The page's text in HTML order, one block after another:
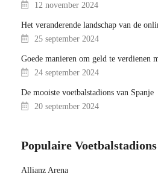
12 november 2024
Het veranderende landschap van de
25 september 2024
Goede manieren om geld te verdienen
24 september 2024
De mooiste voetbalstadions van Spanje
20 september 2024
Populaire
Allianz Arena